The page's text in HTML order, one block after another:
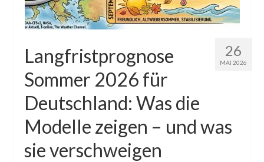
Ostsee
Wetter Arktis Antarktis
Webcams
26
MAI 2026
Langfristprognose
Sommer 2026 für
Deutschland: Was die
Modelle zeigen – und was
sie verschweigen